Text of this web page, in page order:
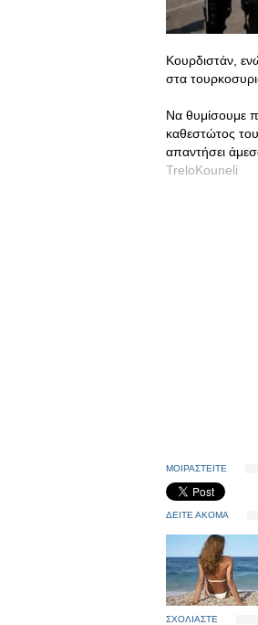
Κουρδιστάν,
στα
Να θυμίσουμε
καθεστώτος
απαντήσει
TreloKouneli
ΜΟΙΡΑΣΤΕΙΤΕ
ΔΕΙΤΕ ΑΚΟΜΑ
ΣΧΟΛΙΑΣΤΕ